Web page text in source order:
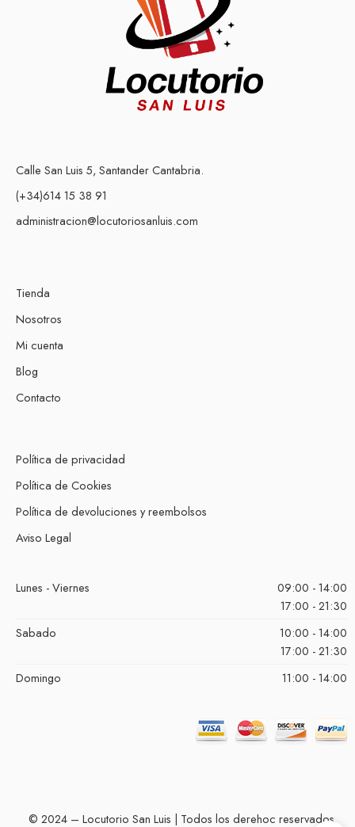
Calle San Luis 5, Santander Cantabria.
(+34)614 15 38 91
administracion@locutoriosanluis.com
Tienda
Nosotros
Mi cuenta
Blog
Contacto
Política de privacidad
Política de Cookies
Política de devoluciones y reembolsos
Aviso Legal
Lunes - Viernes
09:00 - 14:00
17:00 - 21:30
Sabado
10:00 - 14:00
17:00 - 21:30
Domingo
11:00 - 14:00
© 2024 – Locutorio San Luis | Todos los derehoc reservados